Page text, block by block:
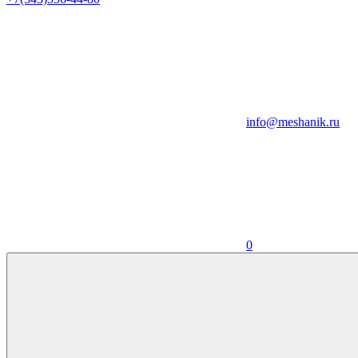
info@meshanik.ru
0